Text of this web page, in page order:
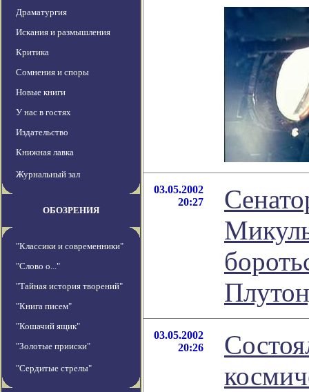
Драматургия
Искания и размышления
Критика
Сомнения и споры
Новые книги
У нас в гостях
Издательство
Книжная лавка
Журнальный зал
ОБОЗРЕНИЯ
"Классики и современники"
"Слово о..."
"Тайная история творений"
"Книга писем"
"Кошачий ящик"
"Золотые прииски"
"Сердитые стрелы"
03.05.2002
20:27
03.05.2002
20:26